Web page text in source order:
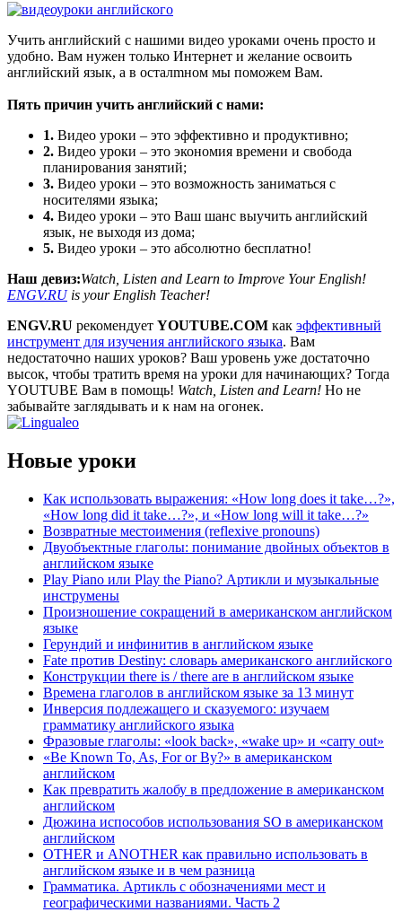
Учить английский с нашими видео уроками очень просто и
удобно. Вам нужен только Интернет и желание освоить
английский язык, а в осталmном мы поможем Вам.
Пять причин учить английский с нами:
1. Видео уроки – это эффективно и продуктивно;
2. Видео уроки – это экономия времени и свобода
планирования занятий;
3. Видео уроки – это возможность заниматься с
носителями языка;
4. Видео уроки – это Ваш шанс выучить английский
язык, не выходя из дома;
5. Видео уроки – это абсолютно бесплатно!
Наш девиз:Watch, Listen and Learn to Improve Your English!
ENGV.RUis your English Teacher!
ENGV.RU рекомендует YOUTUBE.COM как эффективный
инструмент для изучения английского языка. Вам
недостаточно наших уроков? Ваш уровень уже достаточно
высок, чтобы тратить время на уроки для начинающих? Тогда
YOUTUBE Вам в помощь! Watch, Listen and Learn! Но не
забывайте заглядывать и к нам на огонек.
Новые уроки
Как использовать выражения: «How long does it take…?»,
«How long did it take…?», и «How long will it take…?»
Возвратные местоимения (reflexive pronouns)
Двуобъектные глаголы: понимание двойных объектов в
английском языке
Play Piano или Play the Piano? Артикли и музыкальные
инструмены
Произношение сокращений в американском английском
языке
Герундий и инфинитив в английском языке
Fate против Destiny: словарь американского английского
Конструкции there is / there are в английском языке
Времена глаголов в английском языке за 13 минут
Инверсия подлежащего и сказуемого: изучаем
грамматику английского языка
Фразовые глаголы: «look back», «wake up» и «carry out»
«Be Known To, As, For or By?» в американском
английском
Как превратить жалобу в предложение в американском
английском
Дюжина испособов использования SO в американском
английском
OTHER и ANOTHER как правильно использовать в
английском языке и в чем разница
Грамматика. Артикль с обозначениями мест и
географическими названиями. Часть 2